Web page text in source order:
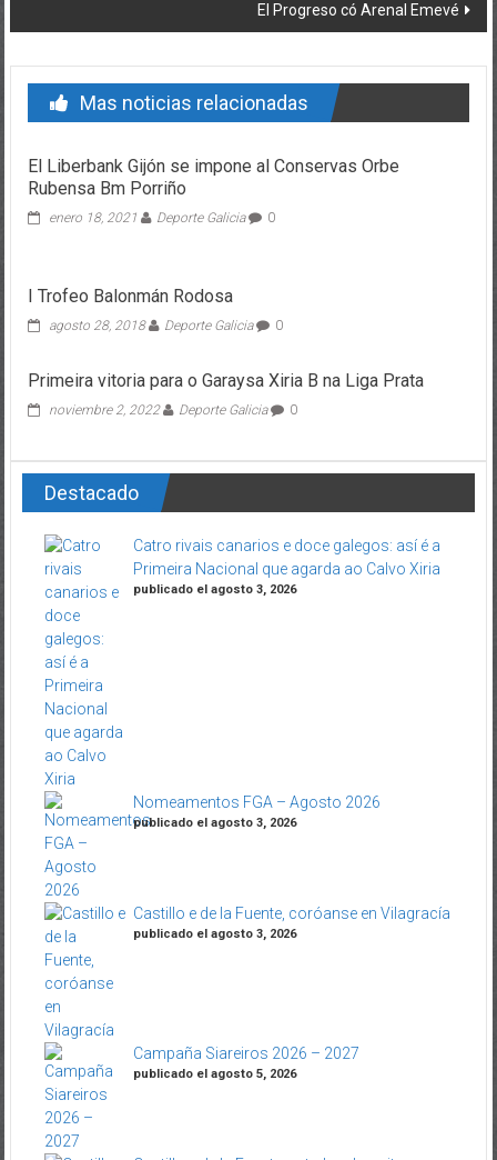
El Progreso có Arenal Emevé
Mas noticias relacionadas
El Liberbank Gijón se impone al Conservas Orbe
Rubensa Bm Porriño
enero 18, 2021 Deporte Galicia 0
I Trofeo Balonmán Rodosa
agosto 28, 2018 Deporte Galicia 0
Primeira vitoria para o Garaysa Xiria B na Liga Prata
noviembre 2, 2022 Deporte Galicia 0
Destacado
Catro rivais canarios e doce galegos: así é a
Primeira Nacional que agarda ao Calvo Xiria
publicado el agosto 3, 2026
Nomeamentos FGA – Agosto 2026
publicado el agosto 3, 2026
Castillo e de la Fuente, coróanse en Vilagracía
publicado el agosto 3, 2026
Campaña Siareiros 2026 – 2027
publicado el agosto 5, 2026